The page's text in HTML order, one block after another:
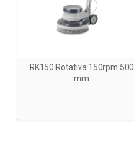
RK150 Rotativa 150rpm 500
mm